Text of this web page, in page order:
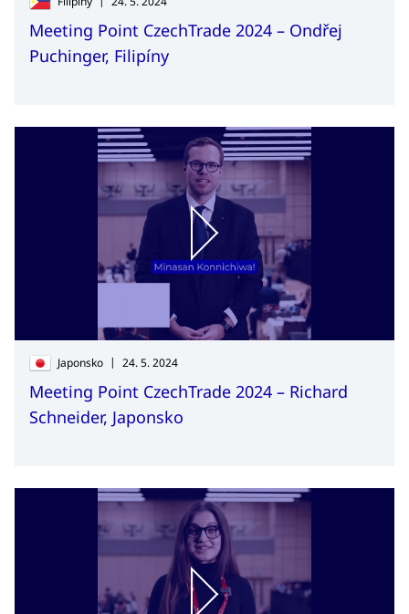
Meeting Point CzechTrade 2024 – Ondřej
Puchinger, Filipíny
Japonsko | 24. 5. 2024
Meeting Point CzechTrade 2024 – Richard
Schneider, Japonsko